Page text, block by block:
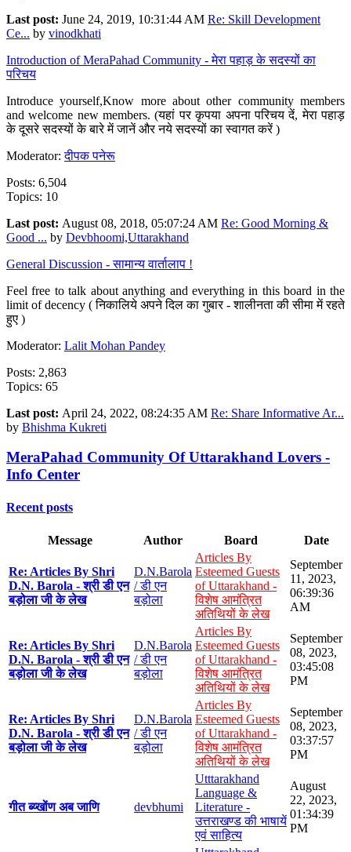
Last post: June 24, 2019, 10:31:44 AM Re: Skill Development
Ce... by vinodkhati
Introduction of MeraPahad Community - मेरा पहाड़ के सदस्यों का
परिचय
Introduce yourself,Know more about other community members
and welcome new members. (यहां पर कृपया अपना परिचय दें, मेरा पहाड़
के दूसरे सदस्यों के बारे में जानें और नये सदस्यों का स्वागत करें )
Moderator:दीपक पनेरू
Posts: 6,504
Topics: 10
Last post: August 08, 2018, 05:07:24 AM Re: Good Morning &
Good ... by Devbhoomi,Uttarakhand
General Discussion - सामान्य वार्तालाप !
Feel free to talk about anything and everything in this board in the
limit of decency ( निकालिये अपने दिल का गुबार - शालीनता की सीमा में रहते
हुए )
Moderator: Lalit Mohan Pandey
Posts: 2,863
Topics: 65
Last post: April 24, 2022, 08:24:35 AM Re: Share Informative Ar...
by Bhishma Kukreti
MeraPahad Community Of Uttarakhand Lovers -
Info Center
Recent posts
Message Author Board Date
Re: Articles By Shri
D.N. Barola - श्री डी एन
बड़ोला जी के लेख
D.N.Barola
/ डी एन
बड़ोला
Articles By
Esteemed Guests
of Uttarakhand -
विशेष आमंत्रित
अतिथियों के लेख
September
11, 2023,
06:39:36
AM
Re: Articles By Shri
D.N. Barola - श्री डी एन
बड़ोला जी के लेख
D.N.Barola
/ डी एन
बड़ोला
Articles By
Esteemed Guests
of Uttarakhand -
विशेष आमंत्रित
अतिथियों के लेख
September
08, 2023,
03:45:08
PM
Re: Articles By Shri
D.N. Barola - श्री डी एन
बड़ोला जी के लेख
D.N.Barola
/ डी एन
बड़ोला
Articles By
Esteemed Guests
of Uttarakhand -
विशेष आमंत्रित
अतिथियों के लेख
September
08, 2023,
03:37:57
PM
गीत ब्य्खोंण अब जाणि devbhumi
Utttarakhand
Language &
Literature -
उत्तराखण्ड की भाषायें
एवं साहित्य
August
22, 2023,
01:34:39
PM